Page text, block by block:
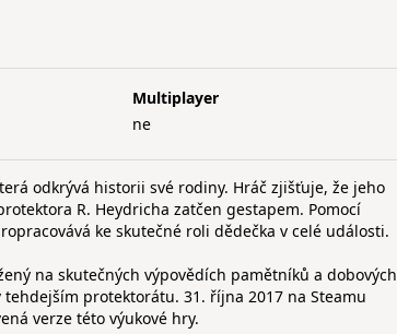
Multiplayer
ne
odkrývá historii své rodiny. Hráč zjišťuje, že jeho
R. Heydricha zatčen gestapem. Pomocí
ke skutečné roli dědečka v celé události.
na skutečných výpovědích pamětníků a dobových
protektorátu. 31. října 2017 na Steamu
verze této výukové hry.